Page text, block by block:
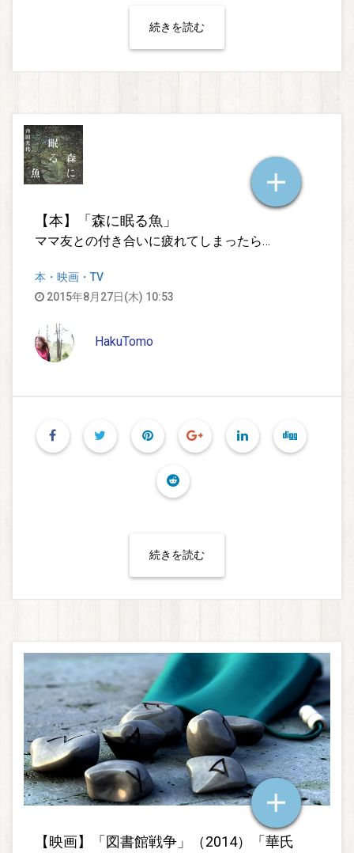
続きを読む
【本】「森に眠る魚」
ママ友との付き合いに疲れてしまったら…
本・映画・TV
2015年8月27日(木) 10:53
HakuTomo
続きを読む
【映画】「図書館戦争」（2014）「華氏